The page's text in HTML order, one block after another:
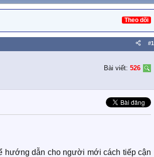
Theo dõi
#1
Bài viết: 526
hướng dẫn cho người mới cách tiếp cận